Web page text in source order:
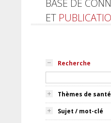
BASE DE
ET
Recherche
Thèmes de santé
Sujet / mot-clé